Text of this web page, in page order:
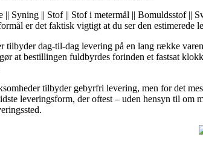
|| Syning || Stof || Stof i metermål || Bomuldsstof ||
er det faktisk vigtigt at du ser den estimerede
tilbyder dag-til-dag levering på en lang række
at bestillingen fuldbyrdes forinden et fastsat
tilbyder gebyrfri levering, men for det
leveringsform, der oftest – uden hensyn til